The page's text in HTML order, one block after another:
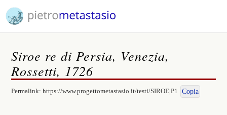
Siroe re di Persia, Venezia,
Rossetti, 1726
Permalink:https://www.progettometastasio.it/testi/SIROE|P1 Copia